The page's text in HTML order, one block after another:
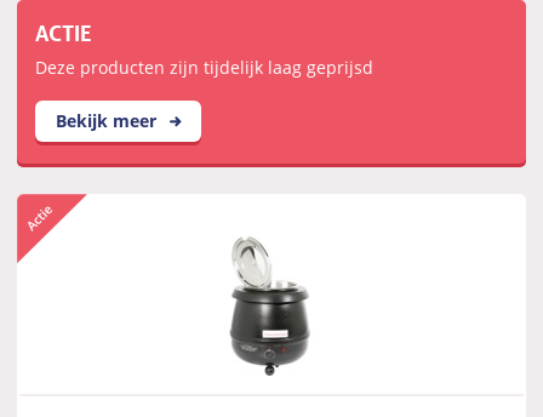
ACTIE
Deze producten zijn tijdelijk laag geprijsd
Bekijk meer